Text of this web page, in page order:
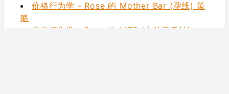
价格行为学 - Rose 的 Mother Bar (孕线) 策
略
价格行为学 - Rose 的 MTR (主趋势反转)